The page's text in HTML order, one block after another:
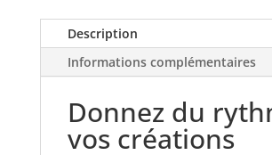
Description
Informations complémentaires
Donnez du
vos créations